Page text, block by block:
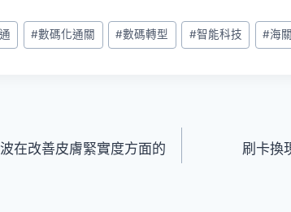
#數碼化通關 #數碼轉型 #智能科技 #海
在改善皮膚緊實度方面的 刷卡換